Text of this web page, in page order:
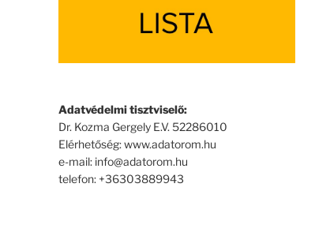
Adatvédelmi tisztviselő:
Dr. Kozma Gergely E.V. 52286010
Elérhetőség: www.adatorom.hu
e-mail: info@adatorom.hu
telefon: +36303889943